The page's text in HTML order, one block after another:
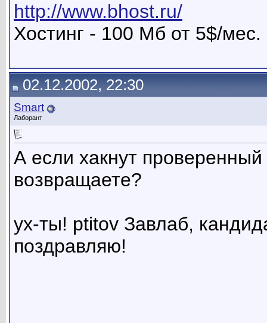
http://www.bhost.ru/
Хостинг - 100 Мб от 5$/мес.
02.12.2002, 22:30
Smart
Лаборант
А если хакнут проверенный
возвращаете?
ух-ты! ptitov Завлаб,
поздравляю!